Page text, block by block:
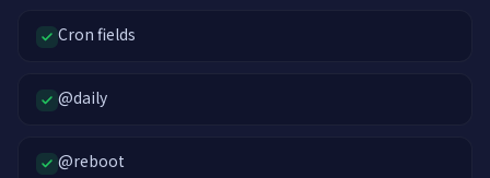
Cron fields
@daily
@reboot